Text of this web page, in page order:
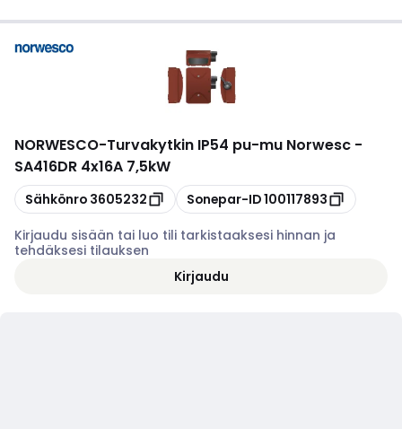
NORWESCO-Turvakytkin IP54 pu-mu Norwesc -
SA416DR 4x16A 7,5kW
Kopioi
Sähkönro 3605232 Kopioi
Sonepar-ID100117893
Kirjaudu sisään tai luo tili tarkistaaksesi hinnan ja
tehdäksesi tilauksen
Kirjaudu